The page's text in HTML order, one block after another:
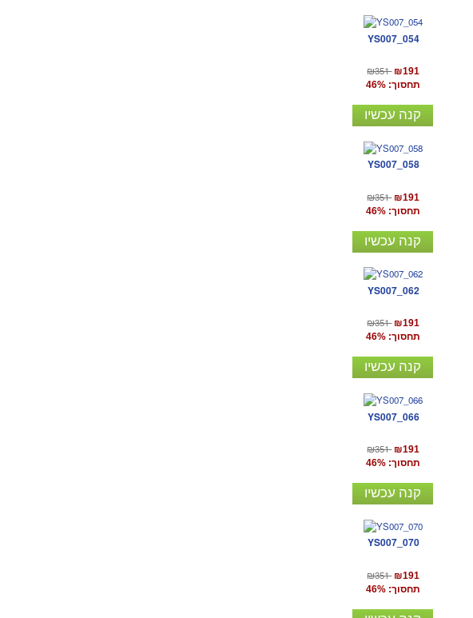
YS007_054
₪351 ₪191
תחסוך: 46%
קנה עכשיו
YS007_058
₪351 ₪191
תחסוך: 46%
קנה עכשיו
YS007_062
₪351 ₪191
תחסוך: 46%
קנה עכשיו
YS007_066
₪351 ₪191
תחסוך: 46%
קנה עכשיו
YS007_070
₪351 ₪191
תחסוך: 46%